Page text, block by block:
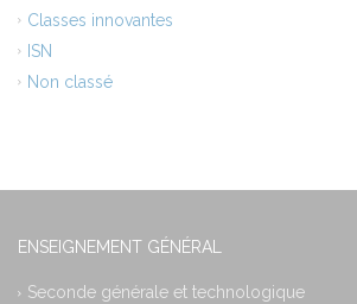
Classes innovantes
ISN
Non classé
ENSEIGNEMENT GÉNÉRAL
Seconde générale et technologique